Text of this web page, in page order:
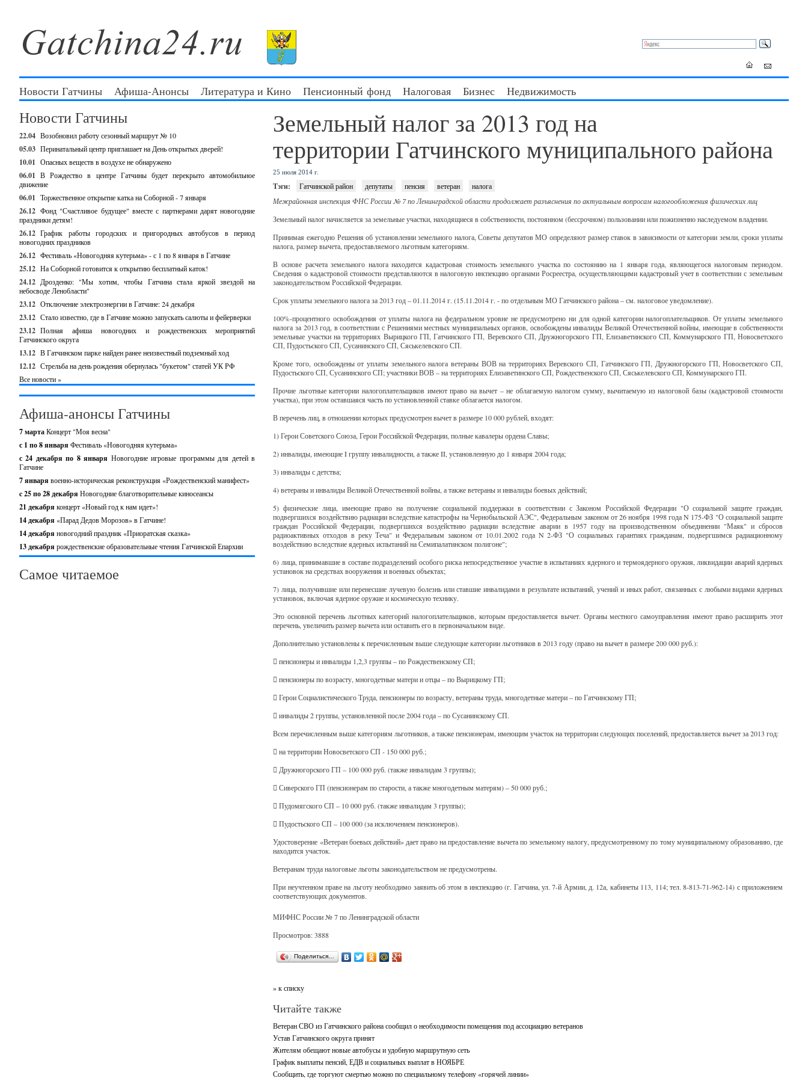
Новости Гатчины Афиша-Анонсы Литература и Кино Пенсионный фонд Налоговая Бизнес Недвижимость
Новости Гатчины
22.04 Возобновил работу сезонный маршрут № 10
05.03 Перинатальный центр приглашает на День открытых дверей!
10.01 Опасных веществ в воздухе не обнаружено
06.01 В Рождество в центре Гатчины будет перекрыто автомобильное
движение
06.01 Торжественное открытие катка на Соборной - 7 января
26.12 Фонд "Счастливое будущее" вместе с партнерами дарят новогодние
праздники детям!
26.12 График работы городских и пригородных автобусов в период
новогодних праздников
26.12 Фестиваль «Новогодняя кутерьма» - с 1 по 8 января в Гатчине
25.12 На Соборной готовится к открытию бесплатный каток!
24.12 Дрозденко: "Мы хотим, чтобы Гатчина стала яркой звездой на
небосводе Ленобласти"
23.12 Отключение электроэнергии в Гатчине: 24 декабря
23.12 Стало известно, где в Гатчине можно запускать салюты и фейерверки
23.12 Полная афиша новогодних и рождественских мероприятий
Гатчинского округа
13.12 В Гатчинском парке найден ранее неизвестный подземный ход
12.12 Стрельба на день рождения обернулась "букетом" статей УК РФ
Все новости »
Афиша-анонсы Гатчины
7 мартаКонцерт "Моя весна"
с 1 по 8 января Фестиваль «Новогодняя кутерьма»
с 24 декабря по 8 января Новогодние игровые программы для детей в
Гатчине
7 января военно-историческая реконструкция «Рождественский манифест»
c 25 по 28 декабря Новогодние благотворительные киносеансы
21 декабря концерт «Новый год к нам идет»!
14 декабря «Парад Дедов Морозов» в Гатчине!
14 декабря новогодний праздник «Приоратская сказка»
13 декабря рождественские образовательные чтения Гатчинской Епархии
Самое читаемое
Земельный налог за 2013 год на
территории Гатчинского муниципального района
25 июля 2014 г.
Тэги: Гатчинской район депутаты пенсия ветеран
налога
Межрайонная инспекция ФНС России № 7 по Ленинградской области продолжает разъяснения по актуальным вопросам налогообложения физических лиц
Земельный налог начисляется за земельные участки, находящиеся в собственности, постоянном (бессрочном) пользовании или пожизненно наследуемом владении.
Принимая ежегодно Решения об установлении земельного налога, Советы депутатов МО определяют размер ставок в зависимости от категории земли, сроки уплаты
налога, размер вычета, предоставляемого льготным категориям.
В основе расчета земельного налога находится кадастровая стоимость земельного участка по состоянию на 1 января года, являющегося налоговым периодом.
Сведения о кадастровой стоимости представляются в налоговую инспекцию органами Росреестра, осуществляющими кадастровый учет в соответствии с земельным
законодательством Российской Федерации.
Срок уплаты земельного налога за 2013 год – 01.11.2014 г. (15.11.2014 г. - по отдельным МО Гатчинского района – см. налоговое уведомление).
100%-процентного освобождения от уплаты налога на федеральном уровне не предусмотрено ни для одной категории налогоплательщиков. От уплаты земельного
налога за 2013 год, в соответствии с Решениями местных муниципальных органов, освобождены инвалиды Великой Отечественной войны, имеющие в собственности
земельные участки на территориях Вырицкого ГП, Гатчинского ГП, Веревского СП, Дружногорского ГП, Елизаветинского СП, Коммунарского ГП, Новосветского
СП, Пудостьского СП, Сусанинского СП, Сяськелевского СП.
Кроме того, освобождены от уплаты земельного налога ветераны ВОВ на территориях Веревского СП, Гатчинского ГП, Дружногорского ГП, Новосветского СП,
Пудостьского СП, Сусанинского СП; участники ВОВ – на территориях Елизаветинского СП, Рождественского СП, Сяськелевского СП, Коммунарского ГП.
Прочие льготные категории налогоплательщиков имеют право на вычет – не облагаемую налогом сумму, вычитаемую из налоговой базы (кадастровой стоимости
участка), при этом оставшаяся часть по установленной ставке облагается налогом.
В перечень лиц, в отношении которых предусмотрен вычет в размере 10 000 рублей, входят:
1) Герои Советского Союза, Герои Российской Федерации, полные кавалеры ордена Славы;
2) инвалиды, имеющие I группу инвалидности, а также II, установленную до 1 января 2004 года;
3) инвалиды с детства;
4) ветераны и инвалиды Великой Отечественной войны, а также ветераны и инвалиды боевых действий;
5) физические лица, имеющие право на получение социальной поддержки в соответствии с Законом Российской Федерации "О социальной защите граждан,
подвергшихся воздействию радиации вследствие катастрофы на Чернобыльской АЭС", Федеральным законом от 26 ноября 1998 года N 175-ФЗ "О социальной защите
граждан Российской Федерации, подвергшихся воздействию радиации вследствие аварии в 1957 году на производственном объединении "Маяк" и сбросов
радиоактивных отходов в реку Теча" и Федеральным законом от 10.01.2002 года N 2-ФЗ "О социальных гарантиях гражданам, подвергшимся радиационному
воздействию вследствие ядерных испытаний на Семипалатинском полигоне";
6) лица, принимавшие в составе подразделений особого риска непосредственное участие в испытаниях ядерного и термоядерного оружия, ликвидации аварий ядерных
установок на средствах вооружения и военных объектах;
7) лица, получившие или перенесшие лучевую болезнь или ставшие инвалидами в результате испытаний, учений и иных работ, связанных с любыми видами ядерных
установок, включая ядерное оружие и космическую технику.
Это основной перечень льготных категорий налогоплательщиков, которым предоставляется вычет. Органы местного самоуправления имеют право расширить этот
перечень, увеличить размер вычета или оставить его в первоначальном виде.
Дополнительно установлены к перечисленным выше следующие категории льготников в 2013 году (право на вычет в размере 200 000 руб.):
​ пенсионеры и инвалиды 1,2,3 группы – по Рождественскому СП;
​ пенсионеры по возрасту, многодетные матери и отцы – по Вырицкому ГП;
​ Герои Социалистического Труда, пенсионеры по возрасту, ветераны труда, многодетные матери – по Гатчинскому ГП;
​ инвалиды 2 группы, установленной после 2004 года – по Сусанинскому СП.
Всем перечисленным выше категориям льготников, а также пенсионерам, имеющим участок на территории следующих поселений, предоставляется вычет за 2013 год:
​ на территории Новосветского СП - 150 000 руб.;
​ Дружногорского ГП – 100 000 руб. (также инвалидам 3 группы);
​ Сиверского ГП (пенсионерам по старости, а также многодетным матерям) – 50 000 руб.;
​ Пудомягского СП – 10 000 руб. (также инвалидам 3 группы);
​ Пудостьского СП – 100 000 (за исключением пенсионеров).
Удостоверение «Ветеран боевых действий» дает право на предоставление вычета по земельному налогу, предусмотренному по тому муниципальному образованию, где
находится участок.
Ветеранам труда налоговые льготы законодательством не предусмотрены.
При неучтенном праве на льготу необходимо заявить об этом в инспекцию (г. Гатчина, ул. 7-й Армии, д. 12а, кабинеты 113, 114; тел. 8-813-71-962-14) с приложением
соответствующих документов.
МИФНС России № 7 по Ленинградской области
Просмотров: 3888
Поделиться…
» к списку
Читайте также
Ветеран СВО из Гатчинского района сообщил о необходимости помещения под ассоциацию ветеранов
Устав Гатчинского округа принят
Жителям обещают новые автобусы и удобную маршрутную сеть
График выплаты пенсий, ЕДВ и социальных выплат в НОЯБРЕ
Сообщить, где торгуют смертью можно по специальному телефону «горячей линии»